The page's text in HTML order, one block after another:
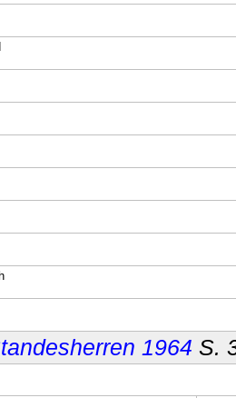
1964 S.